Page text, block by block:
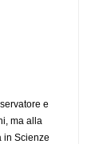
e
ma alla
in Scienze